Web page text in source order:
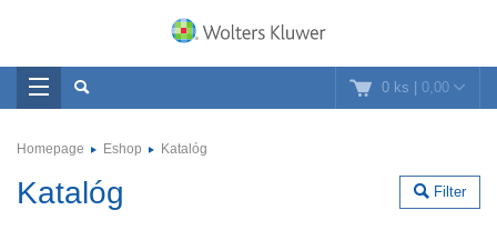
0 ks | 0,00
Homepage Eshop Katalóg
Filter
Katalóg